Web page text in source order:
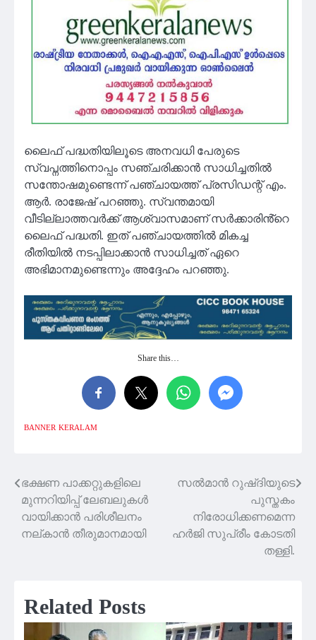
ലൈഫ് പദ്ധതിയിലൂടെ അനവധി പേരുടെ
സ്വപ്നത്തിനൊപ്പം സഞ്ചരിക്കാൻ സാധിച്ചതിൽ
സന്തോഷമുണ്ടെന്ന് പഞ്ചായത്ത് പ്രസിഡന്റ് എം.
ആർ. രാജേഷ് പറഞ്ഞു. സ്വന്തമായി
വീടില്ലാത്തവർക്ക് ആശ്വാസമാണ് സർക്കാരിൻ്റെ
ലൈഫ് പദ്ധതി. ഇത് പഞ്ചായത്തിൽ മികച്ച
രീതിയിൽ നടപ്പിലാക്കാൻ സാധിച്ചത് ഏറെ
അഭിമാനമുണ്ടെന്നും അദ്ദേഹം പറഞ്ഞു.
Share this…
BANNER KERALAM
Post
navigation
ഭക്ഷണ പാക്കറ്റുകളിലെ
മുന്നറിയിപ്പ് ലേബലുകൾ
വായിക്കാൻ പരിശീലനം
നല്കാൻ തീരുമാനമായി
സല്‍മാന്‍ റുഷ്ദിയുടെ
പുസ്തകം
നിരോധിക്കണമെന്ന
ഹര്‍ജി സുപ്രീം കോടതി
തള്ളി.
Related Posts